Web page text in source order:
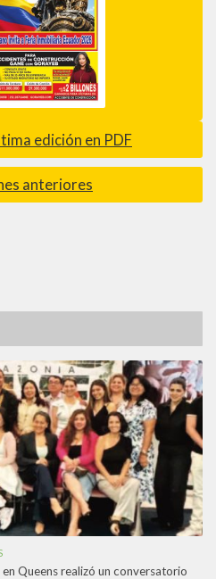
edición en PDF
anteriores
Queens realizó un conversatorio